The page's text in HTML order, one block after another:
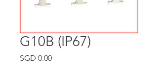
G10B (IP67)
SGD 0.00価